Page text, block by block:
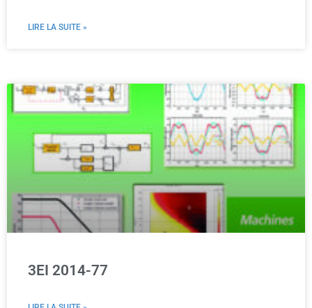
LIRE LA SUITE »
3EI 2014-77